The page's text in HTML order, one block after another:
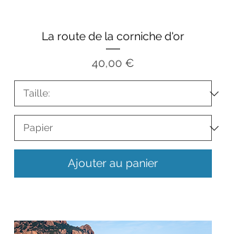
La route de la corniche d'or
Prix
40,00 €
Ajouter au panier